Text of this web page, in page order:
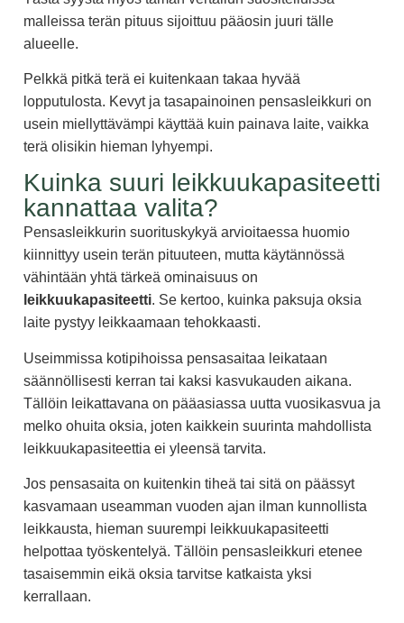
malleissa terän pituus sijoittuu pääosin juuri tälle
alueelle.
Pelkkä pitkä terä ei kuitenkaan takaa hyvää
lopputulosta. Kevyt ja tasapainoinen pensasleikkuri on
usein miellyttävämpi käyttää kuin painava laite, vaikka
terä olisikin hieman lyhyempi.
Kuinka suuri leikkuukapasiteetti
kannattaa valita?
Pensasleikkurin suorituskykyä arvioitaessa huomio
kiinnittyy usein terän pituuteen, mutta käytännössä
vähintään yhtä tärkeä ominaisuus on
leikkuukapasiteetti. Se kertoo, kuinka paksuja oksia
laite pystyy leikkaamaan tehokkaasti.
Useimmissa kotipihoissa pensasaitaa leikataan
säännöllisesti kerran tai kaksi kasvukauden aikana.
Tällöin leikattavana on pääasiassa uutta vuosikasvua ja
melko ohuita oksia, joten kaikkein suurinta mahdollista
leikkuukapasiteettia ei yleensä tarvita.
Jos pensasaita on kuitenkin tiheä tai sitä on päässyt
kasvamaan useamman vuoden ajan ilman kunnollista
leikkausta, hieman suurempi leikkuukapasiteetti
helpottaa työskentelyä. Tällöin pensasleikkuri etenee
tasaisemmin eikä oksia tarvitse katkaista yksi
kerrallaan.